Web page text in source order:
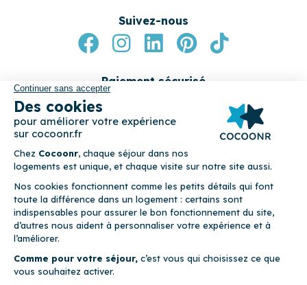
Suivez-nous
Paiement sécurisé
© 2026 Cocoonr – Mentions légales–Conditions générales de
location
Politique de confidentialité
Politique de
cookies
Cocoonr est conçu et développé à Rennes 🇫🇷